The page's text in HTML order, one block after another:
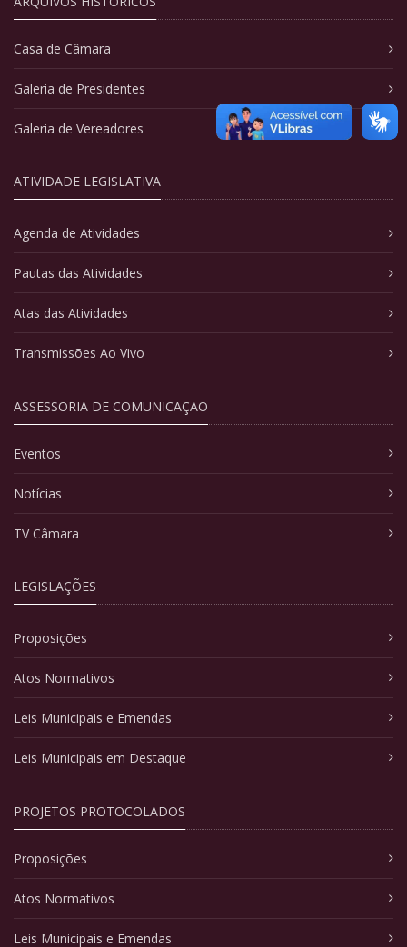
Casa de Câmara
Galeria de Presidentes
Galeria de Vereadores
ATIVIDADE LEGISLATIVA
Agenda de Atividades
Pautas das Atividades
Atas das Atividades
Transmissões Ao Vivo
ASSESSORIA DE COMUNICAÇÃO
Eventos
Notícias
TV Câmara
LEGISLAÇÕES
Proposições
Atos Normativos
Leis Municipais e Emendas
Leis Municipais em Destaque
PROJETOS PROTOCOLADOS
Proposições
Atos Normativos
Leis Municipais e Emendas